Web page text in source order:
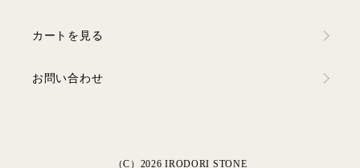
カートを見る
お問い合わせ
（C）2026 IRODORI STONE